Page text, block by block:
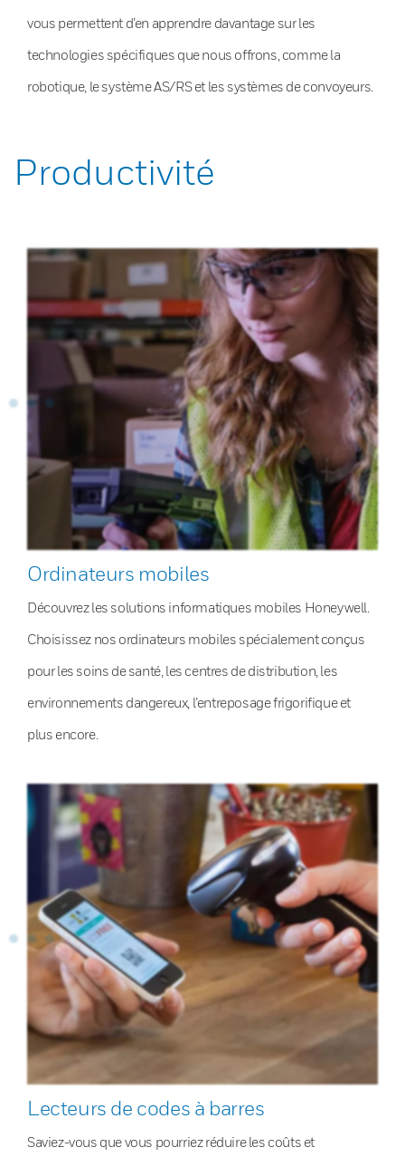
vous permettent d’en apprendre davantage sur les
technologies spécifiques que nous offrons, comme la
robotique, le système AS/RS et les systèmes de convoyeurs.
Productivité
Ordinateurs mobiles
Découvrez les solutions informatiques mobiles Honeywell.
Choisissez nos ordinateurs mobiles spécialement conçus
pour les soins de santé, les centres de distribution, les
environnements dangereux, l’entreposage frigorifique et
plus encore.
Lecteurs de codes à barres
Saviez-vous que vous pourriez réduire les coûts et